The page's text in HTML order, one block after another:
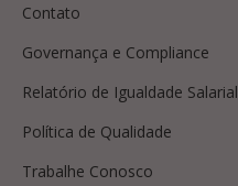
Contato
Governança e Compliance
Relatório de Igualdade Salarial
Política de Qualidade
Trabalhe Conosco